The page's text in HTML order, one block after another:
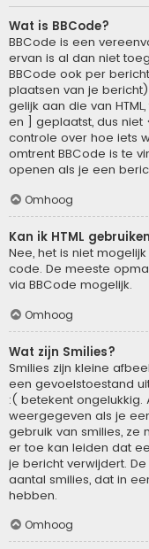
Wat is BBCode?
BBCode is een
ervan is al dan niet
BBCode ook per
plaatsen van je
gelijk aan die van
en ] geplaatst, dus niet
controle over hoe iets
omtrent BBCode is te
openen als je een
Omhoog
Kan ik HTML
Nee, het is niet
code. De meeste
via BBCode mogelijk.
Omhoog
Wat zijn Smilies?
Smilies zijn kleine
een gevoelstoestand
:( betekent ongelukkig.
weergegeven als je
gebruik van smilies,
er toe kan leiden dat
je bericht verwijdert.
aantal smilies, dat in
hebben.
Omhoog